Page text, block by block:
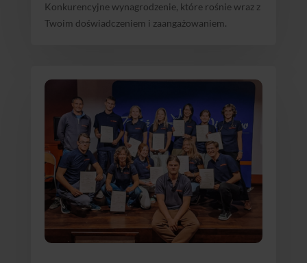
Konkurencyjne wynagrodzenie, które rośnie wraz z
Twoim doświadczeniem i zaangażowaniem.